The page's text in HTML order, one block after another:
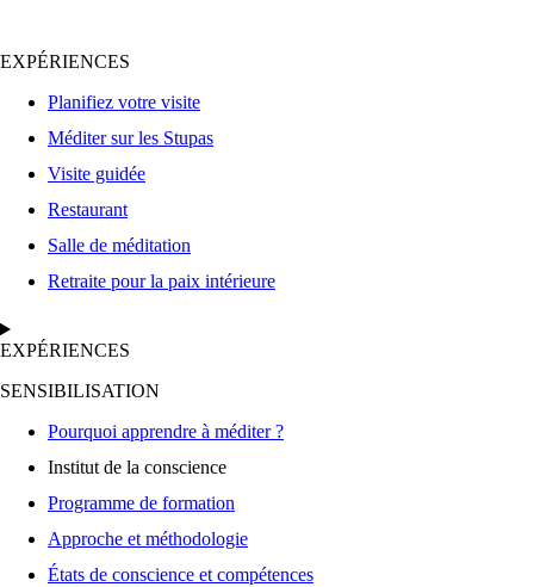
Chemin
l'Excellence
2025)
EXPÉRIENCES
Planifiez votre visite
Méditer sur les Stupas
Visite guidée
Restaurant
Salle de méditation
Retraite pour la paix intérieure
EXPÉRIENCES
SENSIBILISATION
Pourquoi apprendre à méditer ?
Institut de la conscience
Programme de formation
Approche et méthodologie
États de conscience et compétences